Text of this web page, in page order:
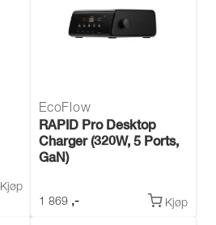
Kjøp
EcoFlow
RAPID Pro Desktop
Charger (320W, 5 Ports,
GaN)
1 869 ,- Kjøp